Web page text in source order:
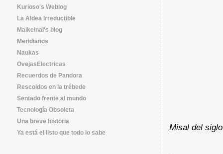
Misal del
Kurioso's Weblog
La Aldea Irreductible
Maikelnai's blog
Meridianos
Naukas
OvejasElectricas
Recuerdos de Pandora
Rescoldos en la trébede
Sentado frente al mundo
Tecnología Obsoleta
Una breve historia
Ya está el listo que todo lo sabe